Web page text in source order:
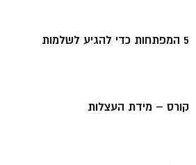
5 המפתחות כדי להגיע לשלמות
קורס – מידת העצלות